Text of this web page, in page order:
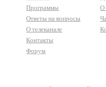
Программы
Ответы на вопросы
О телеканале
Контакты
Форум
О